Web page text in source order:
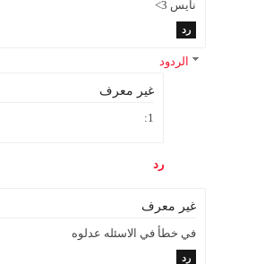
نايس 3>
رد
الردود
غير معرف
1:
رد
غير معرف
في خطأ في الاسئله عدلوه
رد